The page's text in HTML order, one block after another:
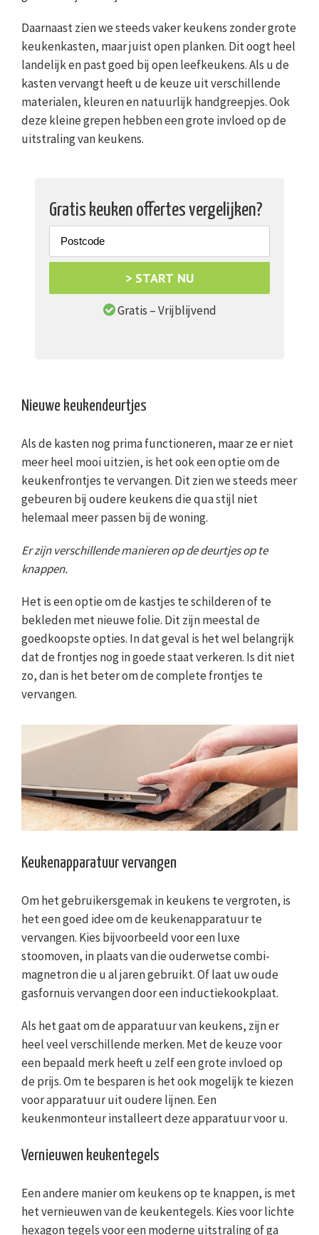
Daarnaast zien we steeds vaker keukens zonder grote
keukenkasten, maar juist open planken. Dit oogt heel
landelijk en past goed bij open leefkeukens. Als u de
kasten vervangt heeft u de keuze uit verschillende
materialen, kleuren en natuurlijk handgreepjes. Ook
deze kleine grepen hebben een grote invloed op de
uitstraling van keukens.
Gratis keuken offertes vergelijken?
> START NU
Gratis – Vrijblijvend
Nieuwe keukendeurtjes
Als de kasten nog prima functioneren, maar ze er niet
meer heel mooi uitzien, is het ook een optie om de
keukenfrontjes te vervangen. Dit zien we steeds meer
gebeuren bij oudere keukens die qua stijl niet
helemaal meer passen bij de woning.
Er zijn verschillende manieren op de deurtjes op te
knappen.
Het is een optie om de kastjes te schilderen of te
bekleden met nieuwe folie. Dit zijn meestal de
goedkoopste opties. In dat geval is het wel belangrijk
dat de frontjes nog in goede staat verkeren. Is dit niet
zo, dan is het beter om de complete frontjes te
vervangen.
Keukenapparatuur vervangen
Om het gebruikersgemak in keukens te vergroten, is
het een goed idee om de keukenapparatuur te
vervangen. Kies bijvoorbeeld voor een luxe
stoomoven, in plaats van die ouderwetse combi-
magnetron die u al jaren gebruikt. Of laat uw oude
gasfornuis vervangen door een inductiekookplaat.
Als het gaat om de apparatuur van keukens, zijn er
heel veel verschillende merken. Met de keuze voor
een bepaald merk heeft u zelf een grote invloed op
de prijs. Om te besparen is het ook mogelijk te kiezen
voor apparatuur uit oudere lijnen. Een
keukenmonteur installeert deze apparatuur voor u.
Vernieuwen keukentegels
Een andere manier om keukens op te knappen, is met
het vernieuwen van de keukentegels. Kies voor lichte
hexagon tegels voor een moderne uitstraling of ga